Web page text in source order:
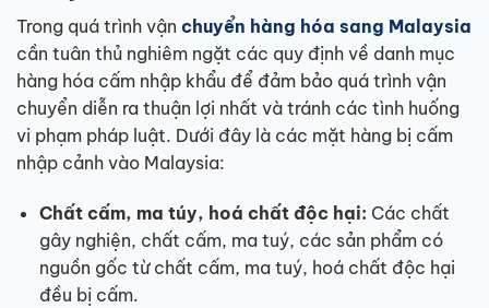
Trong quá trình vận chuyển hàng hóa sang Malaysia
cần tuân thủ nghiêm ngặt các quy định về danh mục
hàng hóa cấm nhập khẩu để đảm bảo quá trình vận
chuyển diễn ra thuận lợi nhất và tránh các tình huống
vi phạm pháp luật. Dưới đây là các mặt hàng bị cấm
nhập cảnh vào Malaysia:
Chất cấm, ma túy, hoá chất độc hại: Các chất
gây nghiện, chất cấm, ma tuý, các sản phẩm có
nguồn gốc từ chất cấm, ma tuý, hoá chất độc hại
đều bị cấm.